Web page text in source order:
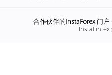
合作伙伴的InstaForex门户
InstaFintex